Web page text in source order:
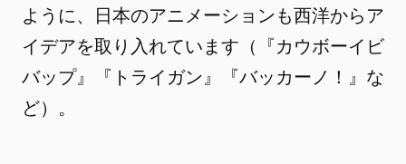
ように、日本のアニメーションも西洋からア
イデアを取り入れています（『カウボーイビ
バップ』『トライガン』『バッカーノ！』な
ど）。